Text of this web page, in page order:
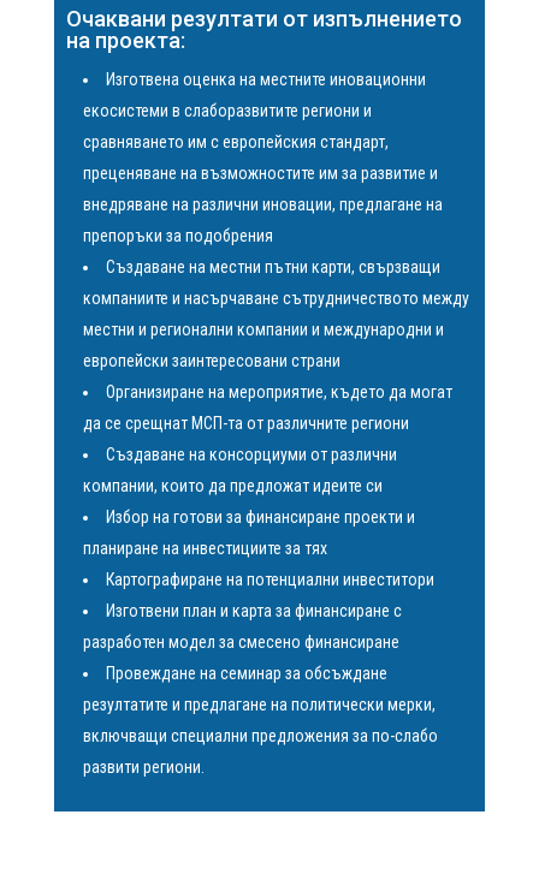
Очаквани резултати от изпълнението
на проекта:
Изготвена оценка на местните иновационни
екосистеми в слаборазвитите региони и
сравняването им с европейския стандарт,
преценяване на възможностите им за развитие и
внедряване на различни иновации, предлагане на
препоръки за подобрения
Създаване на местни пътни карти, свързващи
компаниите и насърчаване сътрудничеството между
местни и регионални компании и международни и
европейски заинтересовани страни
Организиране на мероприятие, където да могат
да се срещнат МСП-та от различните региони
Създаване на консорциуми от различни
компании, които да предложат идеите си
Избор на готови за финансиране проекти и
планиране на инвестициите за тях
Картографиране на потенциални инвеститори
Изготвени план и карта за финансиране с
разработен модел за смесено финансиране
Провеждане на семинар за обсъждане
резултатите и предлагане на политически мерки,
включващи специални предложения за по-слабо
развити региони.